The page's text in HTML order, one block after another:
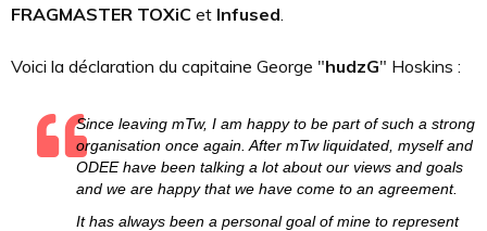
FRAGMASTER TOXiC et Infused.
Voici la déclaration du capitaine George "hudzG" Hoskins :
Since leaving mTw, I am happy to be part of such a strong
organisation once again. After mTw liquidated, myself and
ODEE have been talking a lot about our views and goals
and we are happy that we have come to an agreement.
It has always been a personal goal of mine to represent